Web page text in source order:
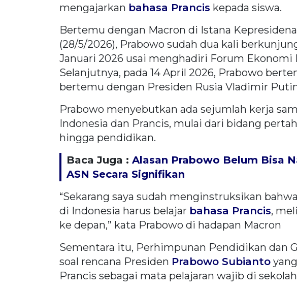
mengajarkan bahasa Prancis kepada siswa.
Bertemu dengan Macron di Istana
(28/5/2026), Prabowo sudah dua kali
Januari 2026 usai menghadiri Forum Ekonomi
Selanjutnya, pada 14 April 2026, Prabowo
bertemu dengan Presiden Rusia Vladimir
Prabowo menyebutkan ada sejumlah kerja
Indonesia dan Prancis, mulai dari bidang
hingga pendidikan.
Baca Juga : Alasan Prabowo Belum Bisa
ASN Secara Signifikan
“Sekarang saya sudah menginstruksikan
di Indonesia harus belajar bahasa Prancis,
ke depan,” kata Prabowo di hadapan Macron
Sementara itu, Perhimpunan Pendidikan dan
soal rencana Presiden Prabowo Subianto
Prancis sebagai mata pelajaran wajib di